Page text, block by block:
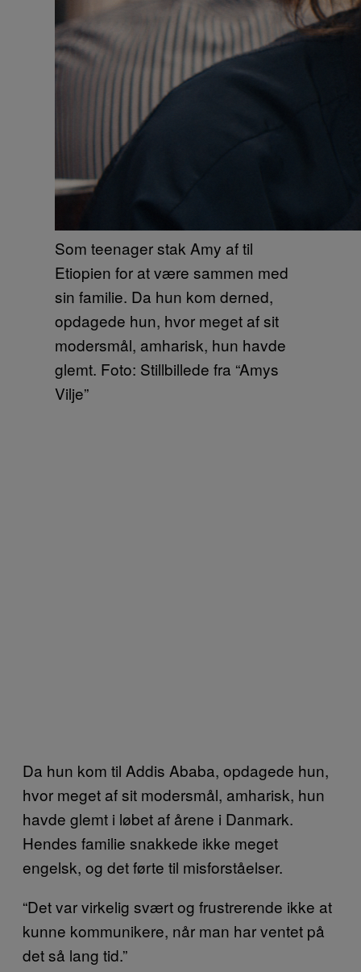
Som teenager stak Amy af til
Etiopien for at være sammen med
sin familie. Da hun kom derned,
opdagede hun, hvor meget af sit
modersmål, amharisk, hun havde
glemt. Foto: Stillbillede fra “Amys
Vilje”
Da hun kom til Addis Ababa, opdagede hun,
hvor meget af sit modersmål, amharisk, hun
havde glemt i løbet af årene i Danmark.
Hendes familie snakkede ikke meget
engelsk, og det førte til misforståelser.
“Det var virkelig svært og frustrerende ikke at
kunne kommunikere, når man har ventet på
det så lang tid.”